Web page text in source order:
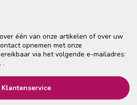
één van onze artikelen of over uw
opnemen met onze
via het volgende e-mailadres:
.
Klantenservice